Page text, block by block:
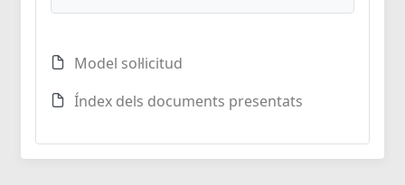
Model sol·licitud
Índex dels documents presentats